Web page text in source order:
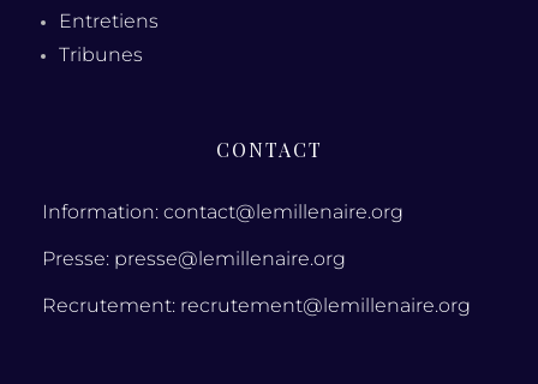
Entretiens
Tribunes
CONTACT
Information: contact@lemillenaire.org
Presse: presse@lemillenaire.org
Recrutement: recrutement@lemillenaire.org